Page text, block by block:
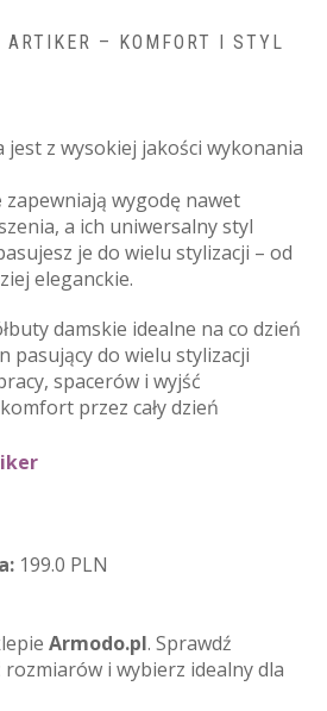
– KOMFORT I STYL
jest z wysokiej jakości wykonania
zapewniają wygodę nawet
a ich uniwersalny styl
je do wielu stylizacji – od
eleganckie.
damskie idealne na co dzień
pasujący do wielu stylizacji
spacerów i wyjść
przez cały dzień
199.0 PLN
Armodo.pl. Sprawdź
i wybierz idealny dla